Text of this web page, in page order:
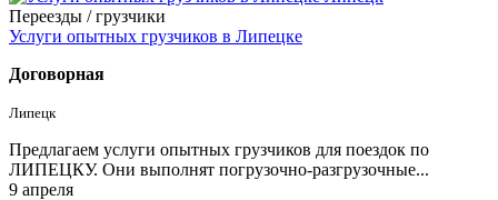
Переезды / грузчики
Услуги опытных грузчиков в Липецке
Договорная
Липецк
Предлагаем услуги опытных грузчиков для поездок по
ЛИПЕЦКУ. Они выполнят погрузочно-разгрузочные...
9 апреля